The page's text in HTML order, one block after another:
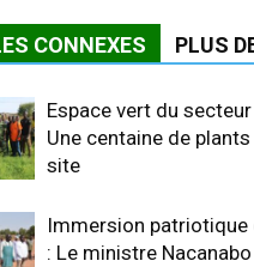
CONNEXES PLUS
Espace vert du
Une centaine de
site
Immersion
: Le ministre